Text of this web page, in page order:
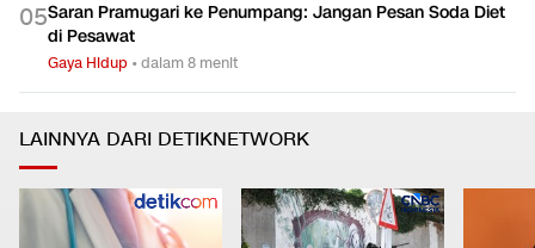
05Saran Pramugari ke Penumpang: Jangan Pesan Soda Diet
di Pesawat
Gaya Hidup •dalam 8 menit
LAINNYA DARI DETIKNETWORK